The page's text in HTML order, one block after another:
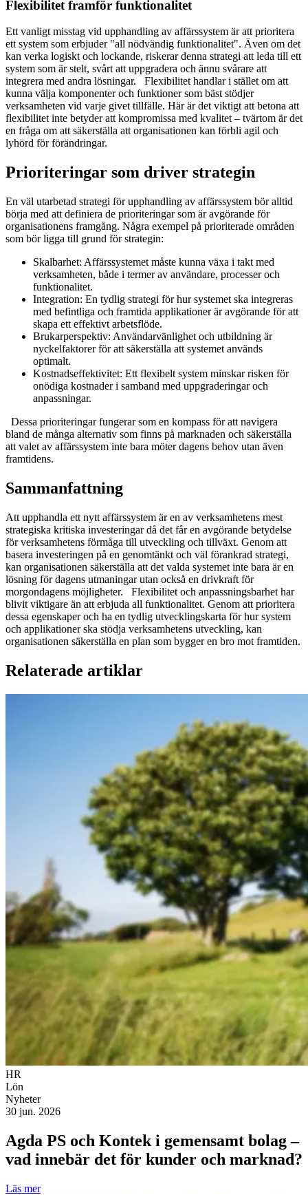
Flexibilitet framför funktionalitet
Ett vanligt misstag vid upphandling av affärssystem är att prioritera
ett system som erbjuder "all nödvändig funktionalitet". Även om det
kan verka logiskt och lockande, riskerar denna strategi att leda till ett
system som är stelt, svårt att uppgradera och ännu svårare att
integrera med andra lösningar. Flexibilitet handlar i stället om att
kunna välja komponenter och funktioner som bäst stödjer
verksamheten vid varje givet tillfälle. Här är det viktigt att betona att
flexibilitet inte betyder att kompromissa med kvalitet – tvärtom är det
en fråga om att säkerställa att organisationen kan förbli agil och
lyhörd för förändringar.
Prioriteringar som driver strategin
En väl utarbetad strategi för upphandling av affärssystem bör alltid
börja med att definiera de prioriteringar som är avgörande för
organisationens framgång. Några exempel på prioriterade områden
som bör ligga till grund för strategin:
Skalbarhet: Affärssystemet måste kunna växa i takt med
verksamheten, både i termer av användare, processer och
funktionalitet.
Integration: En tydlig strategi för hur systemet ska integreras
med befintliga och framtida applikationer är avgörande för att
skapa ett effektivt arbetsflöde.
Brukarperspektiv: Användarvänlighet och utbildning är
nyckelfaktorer för att säkerställa att systemet används
optimalt.
Kostnadseffektivitet: Ett flexibelt system minskar risken för
onödiga kostnader i samband med uppgraderingar och
anpassningar.
Dessa prioriteringar fungerar som en kompass för att navigera
bland de många alternativ som finns på marknaden och säkerställa
att valet av affärssystem inte bara möter dagens behov utan även
framtidens.
Sammanfattning
Att upphandla ett nytt affärssystem är en av verksamhetens mest
strategiska kritiska investeringar då det får en avgörande betydelse
för verksamhetens förmåga till utveckling och tillväxt. Genom att
basera investeringen på en genomtänkt och väl förankrad strategi,
kan organisationen säkerställa att det valda systemet inte bara är en
lösning för dagens utmaningar utan också en drivkraft för
morgondagens möjligheter. Flexibilitet och anpassningsbarhet har
blivit viktigare än att erbjuda all funktionalitet. Genom att prioritera
dessa egenskaper och ha en tydlig utvecklingskarta för hur system
och applikationer ska stödja verksamhetens utveckling, kan
organisationen säkerställa en plan som bygger en bro mot framtiden.
Relaterade artiklar
HR
Lön
Nyheter
30 jun. 2026
Agda PS och Kontek i gemensamt bolag –
vad innebär det för kunder och marknad?
Läs mer